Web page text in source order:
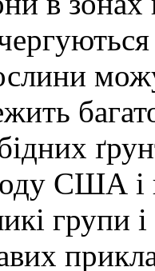
США і
групи